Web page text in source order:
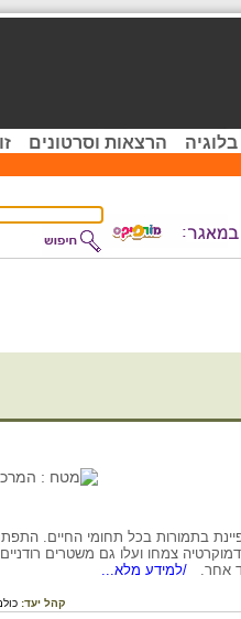
בלוגיה הרצאות וסרטונים
תקופה המתאפיינת בתמורות בכל תחומי
צמחו ועלו גם משטרים
אחר.
/למידע מלא...
קהל יעד: